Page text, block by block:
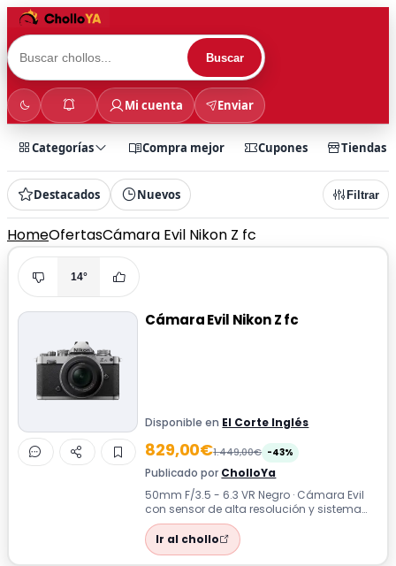
Buscar
Mi cuenta Enviar
Categorías Compra mejor Cupones Tiendas
Destacados Nuevos Filtrar
HomeOfertasCámara Evil Nikon Z fc
14°
Cámara Evil Nikon Z fc
Disponible en El Corte Inglés
829,00€1.449,00€ -43%
Publicado por CholloYa
50mm F/3.5 - 6.3 VR Negro · Cámara Evil
con sensor de alta resolución y sistema
de enfoque rápido que incluye un obje...
Ir al chollo